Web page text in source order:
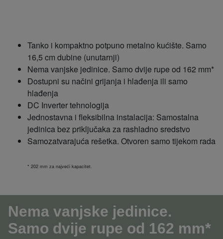
Tanko i kompaktno potpuno metalno kućište. Samo
16,5 cm dubine (unutarnji)
Nema vanjske jedinice. Samo dvije rupe od 162 mm*
Dostupni su načini grijanja i hlađenja ili samo
hlađenja
DC Inverter tehnologija
Jednostavna i fleksibilna instalacija: Samostalna
jedinica bez priključaka za rashladno sredstvo
Samozatvarajuća rešetka. Otvoren samo tijekom rada
* 202 mm za najveći kapacitet.
Nema vanjske jedinice.
Samo dvije rupe od 162 mm*